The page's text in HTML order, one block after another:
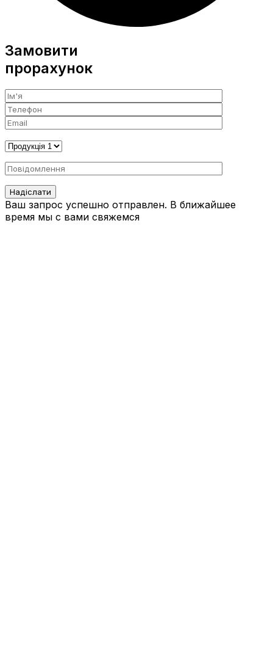
Замовити
прорахунок
Ваш запрос успешно отправлен. В ближайшее
время мы с вами свяжемся